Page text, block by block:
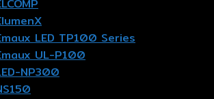
LED TP100 Series
UL-P100
NP300